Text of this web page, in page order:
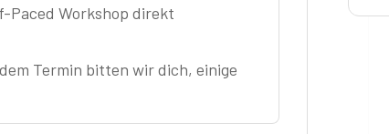
Paced Workshop direkt
Termin bitten wir dich, einige